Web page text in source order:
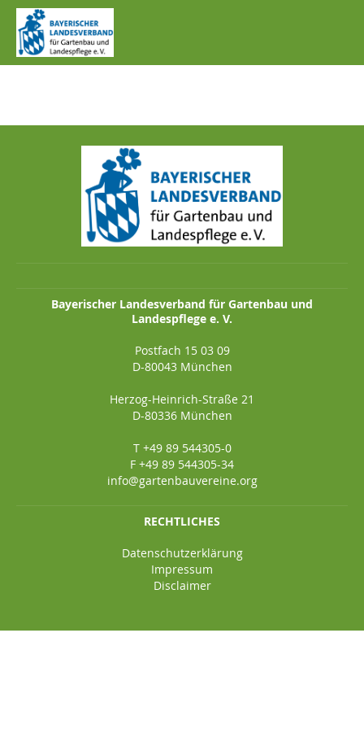
IMG_0256.JPG
Bayerischer Landesverband für Gartenbau und
Landespflege e. V.
Postfach 15 03 09
D-80043 München
Herzog-Heinrich-Straße 21
D-80336 München
T +49 89 544305-0
F +49 89 544305-34
info@gartenbauvereine.org
RECHTLICHES
Datenschutzerklärung
Impressum
Disclaimer